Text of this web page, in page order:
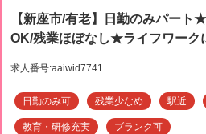
【新座市/有老】日勤のみパート
OK/残業ほぼなし★ライフワーク
求人番号:aaiwid7741
日勤のみ可 残業少なめ 駅近
教育・研修充実 ブランク可